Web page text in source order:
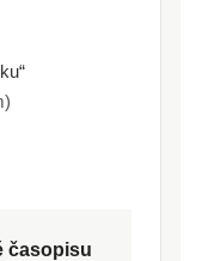
časopisu